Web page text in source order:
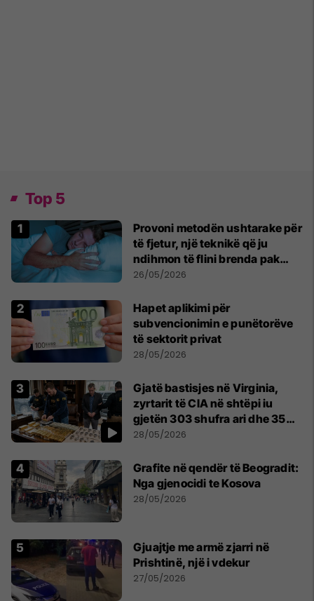
Top 5
Provoni metodën ushtarake për
të fjetur, një teknikë që ju
ndihmon të flini brenda pak
minutash
26/05/2026
Hapet aplikimi për
subvencionimin e punëtorëve
të sektorit privat
28/05/2026
Gjatë bastisjes në Virginia,
zyrtarit të CIA në shtëpi iu
gjetën 303 shufra ari dhe 35
orë luksoze Rolex
28/05/2026
Grafite në qendër të Beogradit:
Nga gjenocidi te Kosova
28/05/2026
Gjuajtje me armë zjarri në
Prishtinë, një i vdekur
27/05/2026